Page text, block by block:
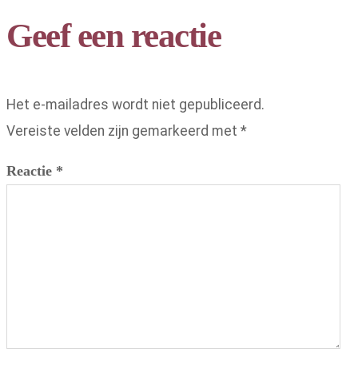
Geef een reactie
Het e-mailadres wordt niet gepubliceerd.
Vereiste velden zijn gemarkeerd met *
Reactie *